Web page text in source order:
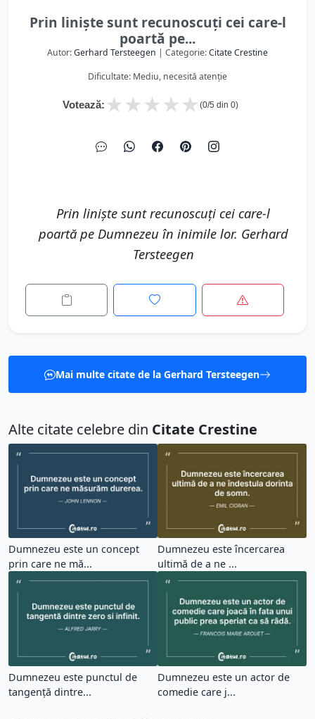
Prin liniște sunt recunoscuți cei care-l
poartă pe...
Autor:Gerhard Tersteegen | Categorie:Citate Crestine
Dificultate: Mediu, necesită atenție
Votează: ★
★
★
★
★ (0/5 din 0)
Prin liniște sunt recunoscuți cei care-l
poartă pe Dumnezeu în inimile lor. Gerhard
Tersteegen
Mai multe citate de la Gerhard Tersteegen
Alte citate celebre din Citate Crestine
Dumnezeu este un concept
prin care ne mă...
Dumnezeu este încercarea
ultimă de a ne ...
Dumnezeu este punctul de
tangență dintre...
Dumnezeu este un actor de
comedie care j...